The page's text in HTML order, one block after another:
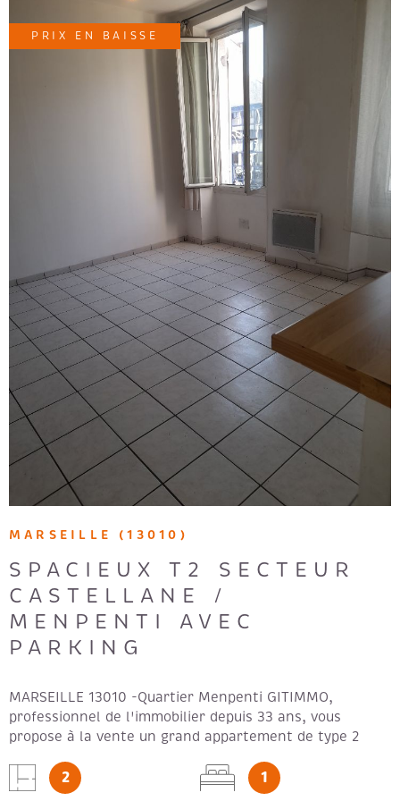
douche à l'italienne. Une cave vient compléter ce bien.
Chaque fenêtre est en double vitrage/PVC. Les charges
sont d'environs 110€ par mois. La taxe foncière est de
813€ Ce bien est soumis au statut de copropriété,
constitué de 44 lots principaux d'habitations. Le prix
public est de 139 000€ (honoraires à charge vendeur)
Pour tout renseignement, merci de contacter Julie
BUONACORE, au 06-14-59-59-34, ou
julie.buonacore@gitimmo.fr, Agent commercial de la
SAS GITIMMO, immatriculée au RSAC de Marseille, sous
MARSEILLE (13010)
SPACIEUX T2 SECTEUR
CASTELLANE /
MENPENTI AVEC
PARKING
MARSEILLE 13010 -Quartier Menpenti GITIMMO,
professionnel de l'immobilier depuis 33 ans, vous
propose à la vente un grand appartement de type 2
Menpenti, au cœur du triangle stratégique Baille /
Castellane / Menpenti à Marseille 13010. Il bénéficie
2 1
PRIX EN BAISSE
VOIR LE BIEN